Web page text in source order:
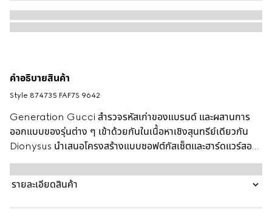
คำอธิบายสินค้า
Style ‎874735 FAF7S 9642
Generation Gucci สำรวจรหัสเก่าของแบรนด์ และผสานการ
ออกแบบของรุ่นต่าง ๆ เข้าด้วยกันในเนื้อหาเชิงสุนทรีย์เดียวกัน
Dionysus นำเสนอโครงสร้างแบบซอฟต์กัสเซ็ตและฮาร์ดแวร์สอง
โทน ส่วนโลหะของไทเกอร์เฮดสัญลักษณ์และสายโซ่สายใหม่เสริม
สร้างความแตกต่างของแต่ละสไตล์เพื่อให้ได้รูปทรงที่ไม่ซ้ำกัน รูป
ทรงนี้สร้างขึ้นจากผ้าแคนวาส GG ซิกเนเจอร์
รายละเอียดสินค้า